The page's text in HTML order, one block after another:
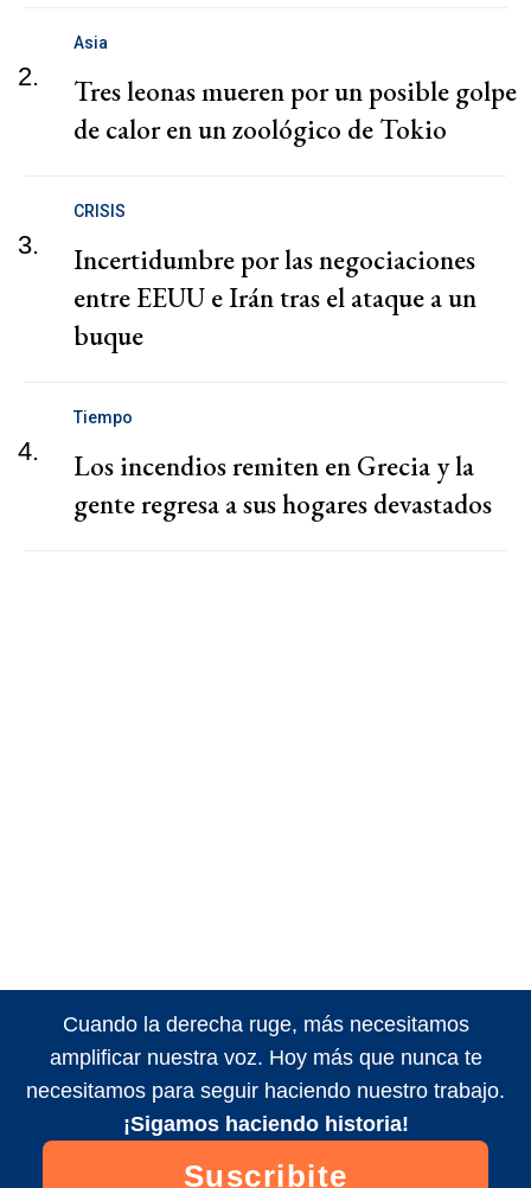
2.
Asia
Tres leonas mueren por un posible golpe
de calor en un zoológico de Tokio
3.
CRISIS
Incertidumbre por las negociaciones
entre EEUU e Irán tras el ataque a un
buque
4.
Tiempo
Los incendios remiten en Grecia y la
gente regresa a sus hogares devastados
Cuando la derecha ruge, más necesitamos
amplificar nuestra voz. Hoy más que nunca te
necesitamos para seguir haciendo nuestro trabajo.
¡Sigamos haciendo historia!
Suscribite